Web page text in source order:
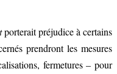
porterait préjudice à certains
prendront les mesures
fermetures – pour